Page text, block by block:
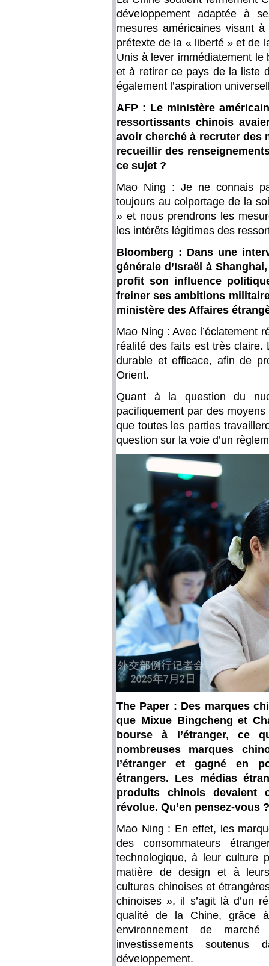
développement adaptée à
mesures américaines visant
prétexte de la « liberté » et de
Unis à lever immédiatement
et à retirer ce pays de la liste
également l’aspiration
AFP : Le ministère
ressortissants chinois
avoir cherché à recruter des
recueillir des
ce sujet ?
Mao Ning : Je ne connais
toujours au colportage de la
» et nous prendrons les
les intérêts légitimes des
Bloomberg : Dans une
générale d’Israël à
profit son influence
freiner ses ambitions
ministère des Affaires
Mao Ning : Avec l’éclatement
réalité des faits est très claire.
durable et efficace, afin de
Orient.
Quant à la question du
pacifiquement par des
que toutes les parties
question sur la voie d’un
The Paper : Des marques
que Mixue Bingcheng et
bourse à l’étranger, ce
nombreuses marques
l’étranger et gagné en
étrangers. Les médias
produits chinois devaient
révolue. Qu’en pensez-vous ?
Mao Ning : En effet, les
des consommateurs
technologique, à leur culture
matière de design et à
cultures chinoises et
chinoises », il s’agit là d’un
qualité de la Chine, grâce
environnement de
investissements
développement.